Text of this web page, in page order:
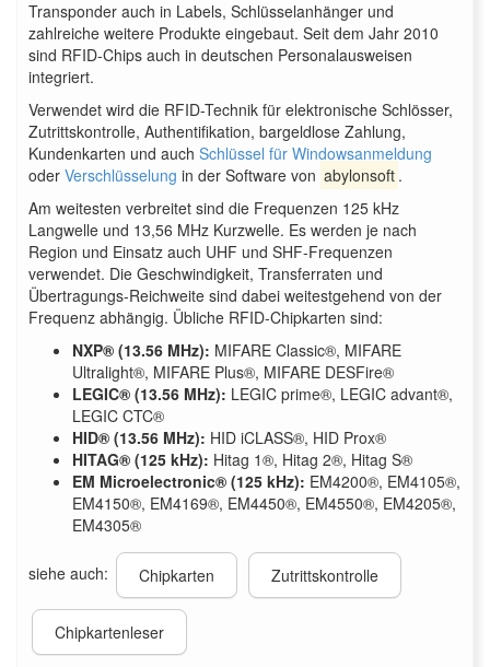
Transponder auch in Labels, Schlüsselanhänger und
zahlreiche weitere Produkte eingebaut. Seit dem Jahr 2010
sind RFID-Chips auch in deutschen Personalausweisen
integriert.
Verwendet wird die RFID-Technik für elektronische Schlösser,
Zutrittskontrolle, Authentifikation, bargeldlose Zahlung,
Kundenkarten und auch Schlüssel für Windowsanmeldung
oder Verschlüsselung in der Software von abylonsoft .
Am weitesten verbreitet sind die Frequenzen 125 kHz
Langwelle und 13,56 MHz Kurzwelle. Es werden je nach
Region und Einsatz auch UHF und SHF-Frequenzen
verwendet. Die Geschwindigkeit, Transferraten und
Übertragungs-Reichweite sind dabei weitestgehend von der
Frequenz abhängig. Übliche RFID-Chipkarten sind:
NXP® (13.56 MHz): MIFARE Classic®, MIFARE
Ultralight®, MIFARE Plus®, MIFARE DESFire®
LEGIC® (13.56 MHz): LEGIC prime®, LEGIC advant®,
LEGIC CTC®
HID® (13.56 MHz): HID iCLASS®, HID Prox®
HITAG® (125 kHz): Hitag 1®, Hitag 2®, Hitag S®
EM Microelectronic® (125 kHz): EM4200®, EM4105®,
EM4150®, EM4169®, EM4450®, EM4550®, EM4205®,
EM4305®
siehe auch: Chipkarten Zutrittskontrolle
Chipkartenleser